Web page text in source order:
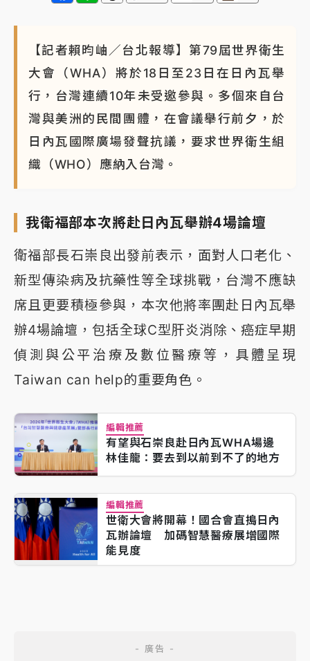
【記者賴昀岫／台北報導】第79屆世界衛生
大會（WHA）將於18日至23日在日內瓦舉
行，台灣連續10年未受邀參與。多個來自台
灣與美洲的民間團體，在會議舉行前夕，於
日內瓦國際廣場發聲抗議，要求世界衛生組
織（WHO）應納入台灣。
我衛福部本次將赴日內瓦舉辦4場論壇
衛福部長石崇良出發前表示，面對人口老化、
新型傳染病及抗藥性等全球挑戰，台灣不應缺
席且更要積極參與，本次他將率團赴日內瓦舉
辦4場論壇，包括全球C型肝炎消除、癌症早期
偵測與公平治療及數位醫療等，具體呈現
Taiwan can help的重要角色。
編輯推薦
有望與石崇良赴日內瓦WHA場邊
林佳龍：要去到以前到不了的地方
編輯推薦
世衛大會將開幕！國合會直搗日內
瓦辦論壇 加碼智慧醫療展增國際
能見度